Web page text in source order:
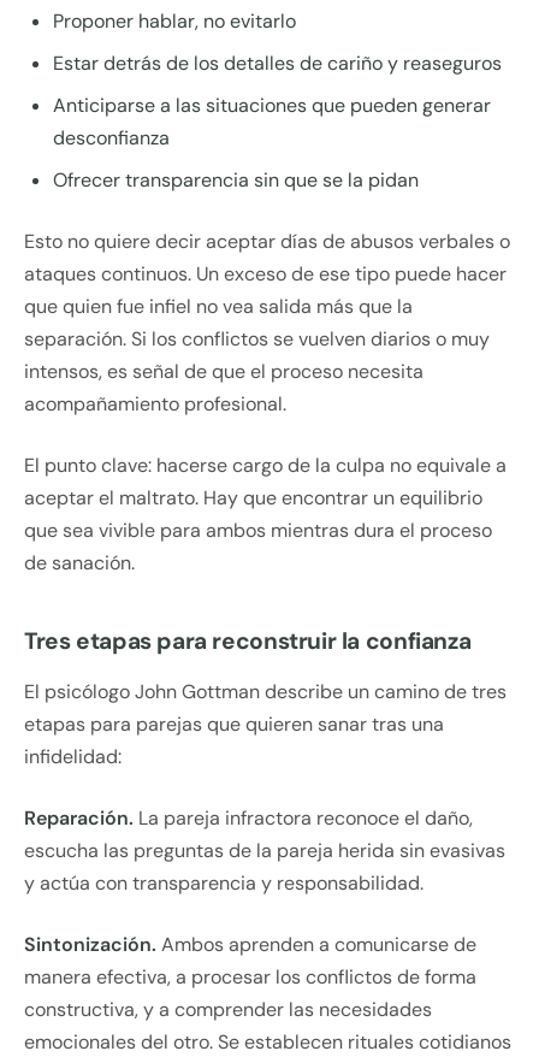
Proponer hablar, no evitarlo
Estar detrás de los detalles de cariño y reaseguros
Anticiparse a las situaciones que pueden generar
desconfianza
Ofrecer transparencia sin que se la pidan
Esto no quiere decir aceptar días de abusos verbales o
ataques continuos. Un exceso de ese tipo puede hacer
que quien fue infiel no vea salida más que la
separación. Si los conflictos se vuelven diarios o muy
intensos, es señal de que el proceso necesita
acompañamiento profesional.
El punto clave: hacerse cargo de la culpa no equivale a
aceptar el maltrato. Hay que encontrar un equilibrio
que sea vivible para ambos mientras dura el proceso
de sanación.
Tres etapas para reconstruir la confianza
El psicólogo John Gottman describe un camino de tres
etapas para parejas que quieren sanar tras una
infidelidad:
Reparación. La pareja infractora reconoce el daño,
escucha las preguntas de la pareja herida sin evasivas
y actúa con transparencia y responsabilidad.
Sintonización. Ambos aprenden a comunicarse de
manera efectiva, a procesar los conflictos de forma
constructiva, y a comprender las necesidades
emocionales del otro. Se establecen rituales cotidianos